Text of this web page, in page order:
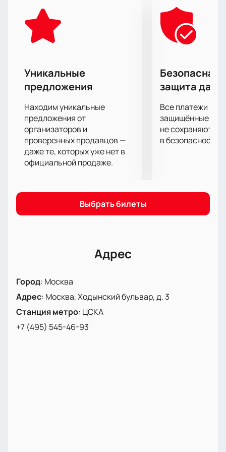
добрались до финала Кубка Надежды в 2013 году.
«Динамо» из города Москва был основан
достаточно давно- 22 ноября 1946 года. Клуб
множество раз одерживал победу в значительных
становились лидерами ледяной арены, оставляя
позади многочисленных соперников как в России,
так и за её пределами.
Чем же закончится встреча этих команд? Узнайте
первыми!
Купить билеты на матч «Амур» - «Динамо» вы
можете на нашем сайте. Занимайте места и
получайте лучшие эмоции!
Уникальные
предложения
Находим уникальные
предложения от
организаторов и
проверенных продавцов —
даже те, которых уже нет в
официальной продаже.
Безопасная
защита
Все платежи
защищённые
не сохраняются
в безопасности.
Выбрать билеты
Адрес
Город: Москва
Адрес: Москва, Ходынский бульвар, д. 3
Станция метро: ЦСКА
+7 (495) 545-46-93